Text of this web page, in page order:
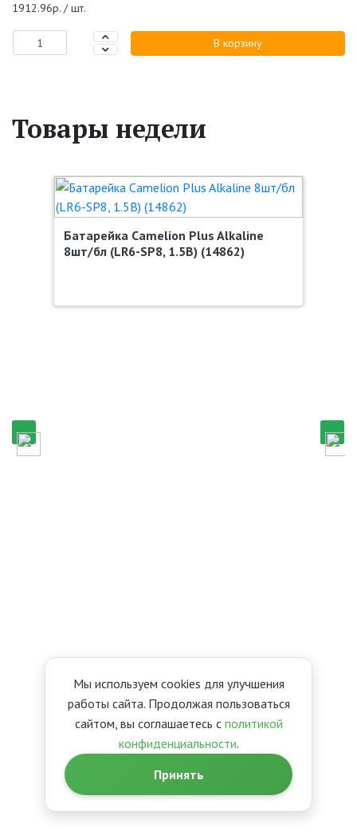
Мы используем cookies для улучшения
работы сайта. Продолжая пользоваться
сайтом, вы соглашаетесь с политикой
конфиденциальности.
Принять
1912.96р. / шт.
В корзину
Товары недели
Батарейка Camelion Plus Alkaline
8шт/бл (LR6-SP8, 1.5В) (14862)